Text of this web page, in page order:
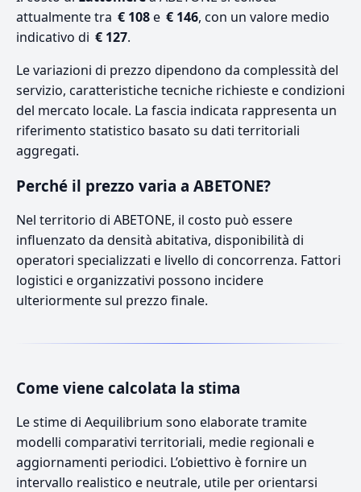
attualmente tra € 108e € 146, con un valore medio
indicativo di € 127.
Le variazioni di prezzo dipendono da complessità del
servizio, caratteristiche tecniche richieste e condizioni
del mercato locale. La fascia indicata rappresenta un
riferimento statistico basato su dati territoriali
aggregati.
Perché il prezzo varia a ABETONE?
Nel territorio di ABETONE, il costo può essere
influenzato da densità abitativa, disponibilità di
operatori specializzati e livello di concorrenza. Fattori
logistici e organizzativi possono incidere
ulteriormente sul prezzo finale.
Come viene calcolata la stima
Le stime di Aequilibrium sono elaborate tramite
modelli comparativi territoriali, medie regionali e
aggiornamenti periodici. L’obiettivo è fornire un
intervallo realistico e neutrale, utile per orientarsi